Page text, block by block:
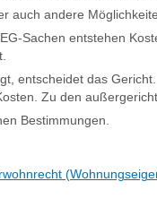
auch andere
Sachen entstehen
entscheidet das
Zu den
Bestimmungen.